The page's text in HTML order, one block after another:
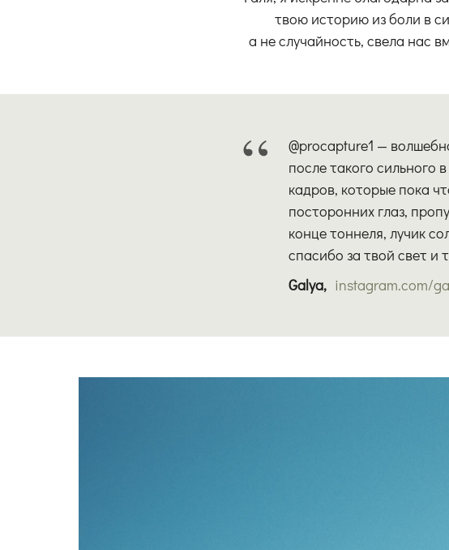
твою историю из боли в
а не случайность, свела нас
“
@procapture1 —
после такого сильного
кадров, которые пока
посторонних глаз,
конце тоннеля, лучик
спасибо за твой свет и
Galya,